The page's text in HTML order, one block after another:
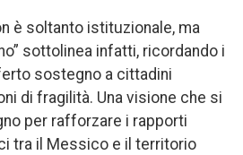
è soltanto istituzionale, ma
sottolinea infatti, ricordando i
sostegno a cittadini
di fragilità. Una visione che si
per rafforzare i rapporti
tra il Messico e il territorio